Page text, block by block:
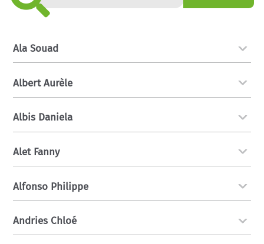
Ala Souad
Albert Aurèle
Albis Daniela
Alet Fanny
Alfonso Philippe
Andries Chloé